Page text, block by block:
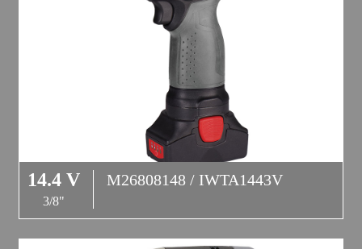
14.4 V
3/8"
M26808148 / IWTA1443V